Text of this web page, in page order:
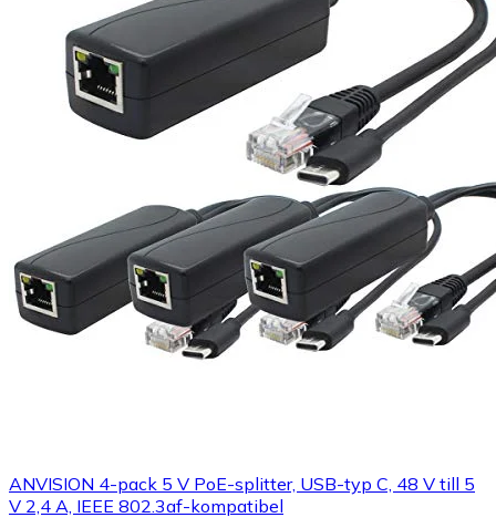
ANVISION 4-pack 5 V PoE-splitter, USB-typ C, 48 V till 5
V 2,4 A, IEEE 802.3af-kompatibel